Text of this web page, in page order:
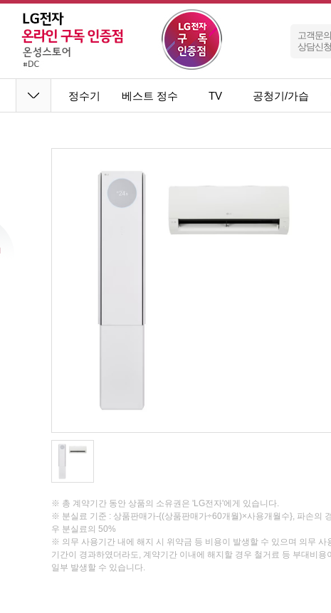
고객문의
상담신청
정수기 베스트 정수 TV 공청기/가습
※ 총 계약기간 동안 상품의 소유권은 'LG전자'에게 있습니다.
※ 분실료 기준 : 상품판매가-{(상품판매가÷60개월)×사용개월수}, 파손의 경
우 분실료의 50%
※ 의무 사용기간 내에 해지 시 위약금 등 비용이 발생할 수 있으며 의무 사
기간이 경과하였더라도, 계약기간 이내에 해지할 경우 철거료 등 부대비용이
일부 발생할 수 있습니다.